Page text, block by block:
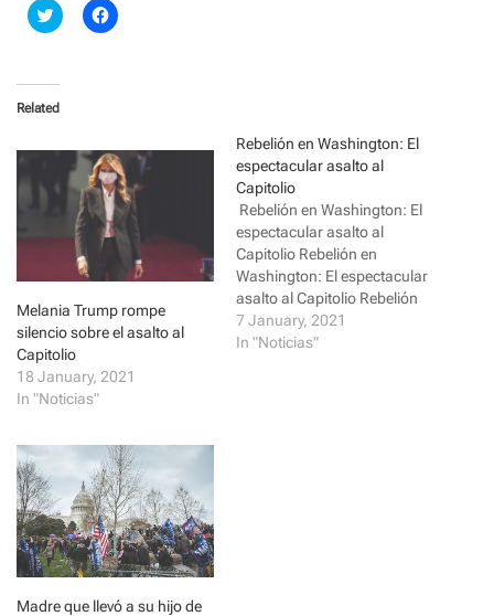
C
l
t
o
s
r
o
n
i
e
(
O
p
e
n
s
i
e
n
d
o
w
)
C
l
r
e
o
n
F
a
c
o
k
(
O
e
n
n
e
w
w
i
n
d
o
w
)
Related
Melania Trump rompe
silencio sobre el asalto al
Capitolio
18 January, 2021
In "Noticias"
Rebelión en Washington: El
espectacular asalto al
Capitolio
Rebelión en Washington: El
espectacular asalto al
Capitolio Rebelión en
Washington: El espectacular
asalto al Capitolio Rebelión
en Washington: El
espectacular asalto al
7 January, 2021
In "Noticias"
Madre que llevó a su hijo de